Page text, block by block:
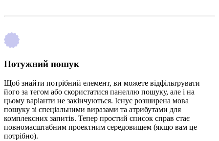
Потужний пошук
Щоб знайти потрібний елемент, ви можете відфільтрувати
його за тегом або скористатися панеллю пошуку, але і на
цьому варіанти не закінчуються. Існує розширена мова
пошуку зі спеціальними виразами та атрибутами для
комплексних запитів. Тепер простий список справ стає
повномасштабним проектним середовищем (якщо вам це
потрібно).